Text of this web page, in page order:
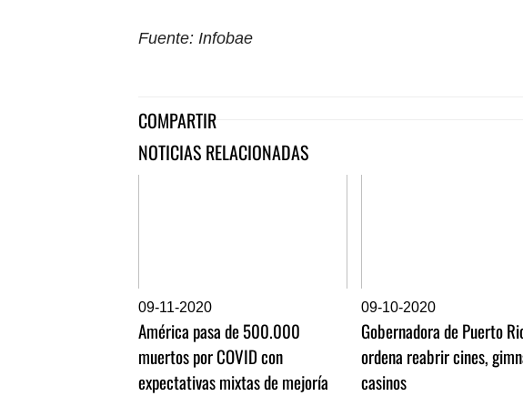
Fuente: Infobae
COMPARTIR
NOTICIAS RELACIONADAS
09-11-2020
América pasa de 500.000
muertos por COVID con
expectativas mixtas de mejoría
09-10-2020
Gobernadora de Puerto
ordena reabrir cines,
casinos